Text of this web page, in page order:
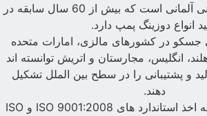
جسکو jesco یک کمپانی آلمانی است که بیش از 60 سال سابقه در
انواع دوزینگ پمپ دارد.
جسکو در کشورهای مالزی، امارات متحده
انگلیس، مجارستان و اتریش توانسته اند
و پشتیبانی را در سطح بین الملل تشکیل
دهند.
کمپانی جسکو موفق به اخذ استاندارد های ISO 9001:2008 و ISO